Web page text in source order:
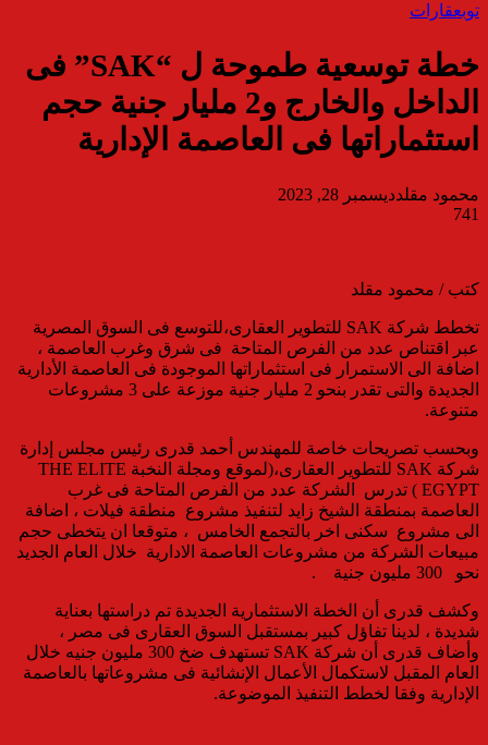
توبعقارات
خطة توسعية طموحة ل “SAK” فى
الداخل والخارج و2 مليار جنية حجم
استثماراتها فى العاصمة الإدارية
محمود مقلدديسمبر 28, 2023
741
كتب / محمود مقلد
تخطط شركة للتطوير العقارى،للتوسع فى السوق المصرية
عبر اقتناص عدد من الفرص المتاحة فى شرق وغرب العاصمة ،
اضافة الى الاستمرار فى استثماراتها الموجودة فى العاصمة الأدارية
الجديدة والتى تقدر بنحو 2 مليار جنية
موزعة على
3 مشروعات
متنوعة.
وبحسب تصريحات خاصة للمهندس أحمد قدرى رئيس مجلس إدارة
شركة
للتطوير العقارى،(لموقع ومجلة النخبة THE ELITE
EGYPT ) تدرس
الشركة عدد من الفرص المتاحة فى غرب
العاصمة بمنطقة الشيخ زايد لتنفيذ مشروع منطقة فيلات ، اضافة
الى مشروع سكنى اخر بالتجمع الخامس ، متوقعا ان يتخطى حجم
مبيعات الشركة من مشروعات العاصمة الادارية خلال العام الجديد
نحو 300 مليون جنية
.
وكشف قدرى أن الخطة الاستثمارية الجديدة تم دراستها بعناية
شديدة ، لدينا تفاؤل كبير بمستقبل السوق العقارى فى مصر ،
وأضاف قدرى أن شركة
تستهدف ضخ 300 مليون جنيه خلال
العام المقبل لاستكمال الأعمال الإنشائية فى مشروعاتها بالعاصمة
الإدارية وفقا لخطط التنفيذ الموضوعة.